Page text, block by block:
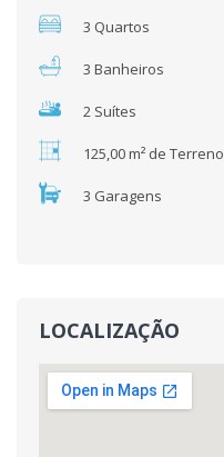
3 Quartos
3 Banheiros
2 Suítes
125,00 m² de Terreno
3 Garagens
LOCALIZAÇÃO